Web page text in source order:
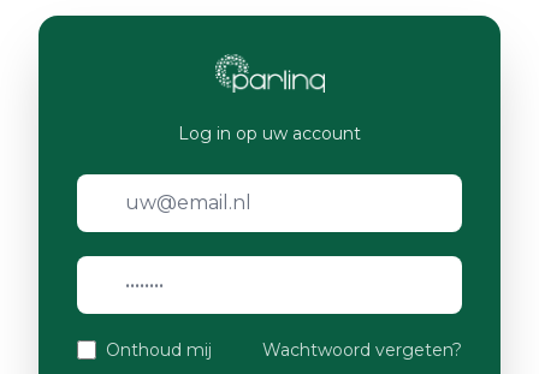
Log in op uw account
Onthoud mij Wachtwoord vergeten?